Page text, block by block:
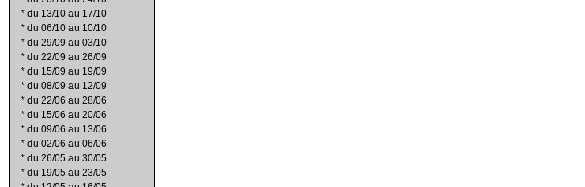
* du 13/10 au 17/10
* du 06/10 au 10/10
* du 29/09 au 03/10
* du 22/09 au 26/09
* du 15/09 au 19/09
* du 08/09 au 12/09
* du 22/06 au 28/06
* du 15/06 au 20/06
* du 09/06 au 13/06
* du 02/06 au 06/06
* du 26/05 au 30/05
* du 19/05 au 23/05